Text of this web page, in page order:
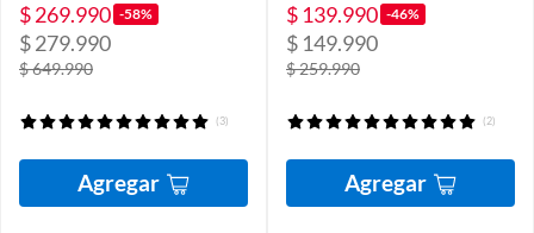
$ 269.990 -58%
$ 279.990
$ 649.990
(3)
Agregar
$ 139.990 -46%
$ 149.990
$ 259.990
(2)
Agregar